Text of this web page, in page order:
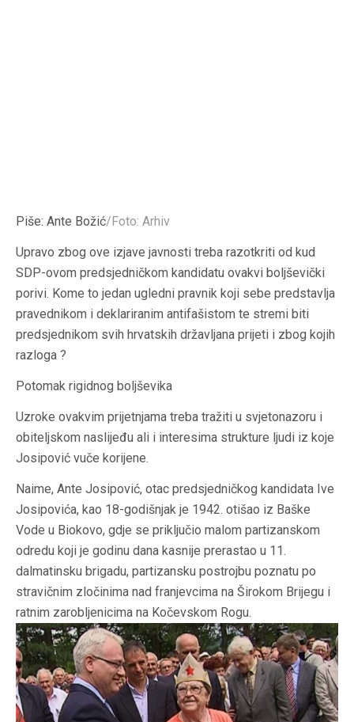
Piše: Ante Božić/Foto: Arhiv
Upravo zbog ove izjave javnosti treba razotkriti od kud
SDP-ovom predsjedničkom kandidatu ovakvi boljševički
porivi. Kome to jedan ugledni pravnik koji sebe predstavlja
pravednikom i deklariranim antifašistom te stremi biti
predsjednikom svih hrvatskih državljana prijeti i zbog kojih
razloga ?
Potomak rigidnog boljševika
Uzroke ovakvim prijetnjama treba tražiti u svjetonazoru i
obiteljskom naslijeđu ali i interesima strukture ljudi iz koje
Josipović vuče korijene.
Naime, Ante Josipović, otac predsjedničkog kandidata Ive
Josipovića, kao 18-godišnjak je 1942. otišao iz Baške
Vode u Biokovo, gdje se priključio malom partizanskom
odredu koji je godinu dana kasnije prerastao u 11.
dalmatinsku brigadu, partizansku postrojbu poznatu po
stravičnim zločinima nad franjevcima na Širokom Brijegu i
ratnim zarobljenicima na Kočevskom Rogu.